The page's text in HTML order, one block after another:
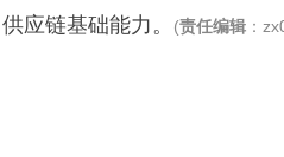
应链基础能力。
(责任编辑 ：